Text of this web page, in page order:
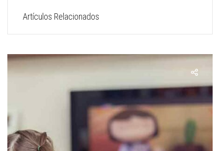
Artículos Relacionados